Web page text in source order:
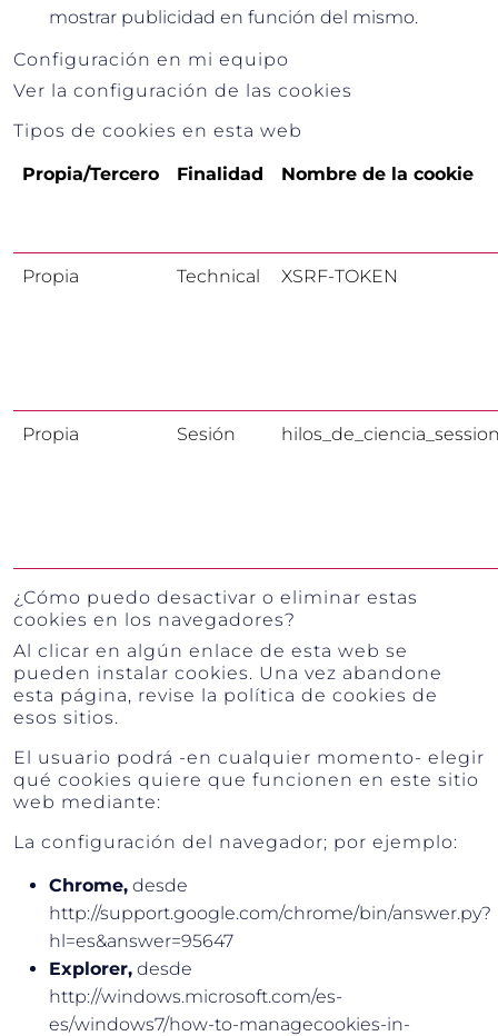
mostrar publicidad en función del mismo.
Configuración en mi equipo
Ver la configuración de las cookies
Tipos de cookies en esta web
Propia/Tercero Finalidad Nombre de la cookie
Propia Technical XSRF-TOKEN
Propia Sesión
¿Cómo puedo desactivar o eliminar estas
cookies en los navegadores?
Al clicar en algún enlace de esta web se
pueden instalar cookies. Una vez abandone
esta página, revise la política de cookies de
esos sitios.
El usuario podrá -en cualquier momento- elegir
qué cookies quiere que funcionen en este sitio
web mediante:
La configuración del navegador; por ejemplo:
Chrome, desde
http://support.google.com/chrome/bin/answer.py?
hl=es&answer=95647
Explorer, desde
http://windows.microsoft.com/es-
es/windows7/how-to-managecookies-in-